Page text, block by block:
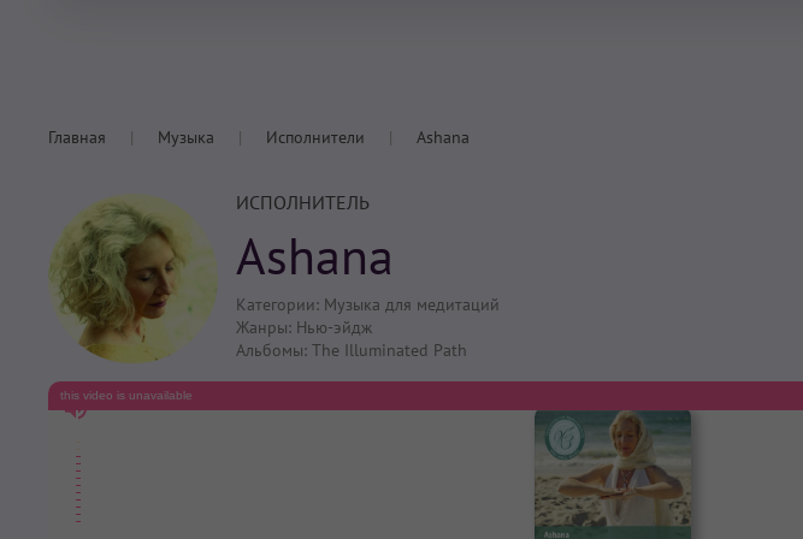
Главная Музыка Исполнители Ashana
ИСПОЛНИТЕЛЬ
Ashana
Категории: Музыка для медитаций
Жанры: Нью-эйдж
Альбомы: The Illuminated Path
this video is unavailable